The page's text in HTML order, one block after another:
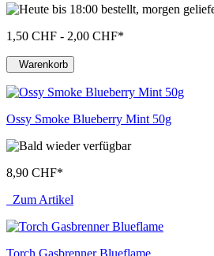
1,50 CHF - 2,00 CHF*
Warenkorb
Ossy Smoke Blueberry Mint 50g
8,90 CHF*
Zum Artikel